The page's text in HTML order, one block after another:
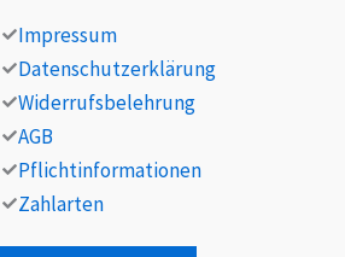
Impressum
Datenschutzerklärung
Widerrufsbelehrung
AGB
Pflichtinformationen
Zahlarten